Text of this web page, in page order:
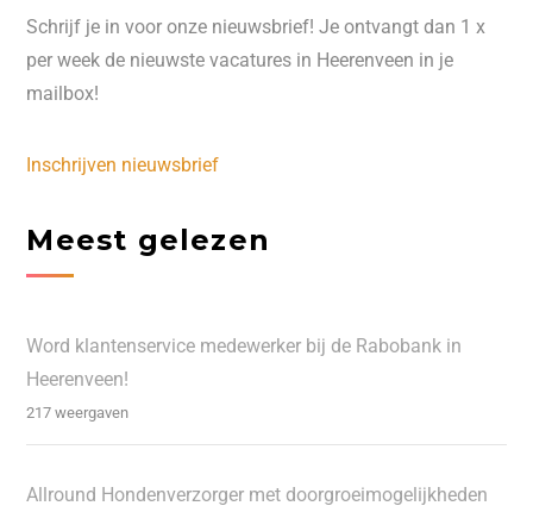
Schrijf je in voor onze nieuwsbrief! Je ontvangt dan 1 x
per week de nieuwste vacatures in Heerenveen in je
mailbox!
Inschrijven nieuwsbrief
Meest gelezen
Word klantenservice medewerker bij de Rabobank in
Heerenveen!
217 weergaven
Allround Hondenverzorger met doorgroeimogelijkheden